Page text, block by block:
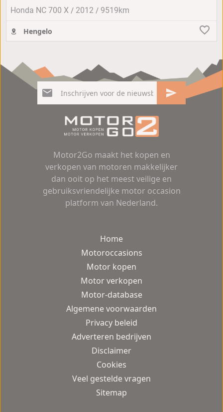
Honda NC 700 X / 2012 / 9519km
Hengelo
Motor2Go maakt het kopen en
verkopen van motoren makkelijker
dan ooit op het meest veilige en
gebruiksvriendelijke motor occasion
platform van Nederland.
Home
Motoroccasions
Motor kopen
Motor verkopen
Motor-database
Algemene voorwaarden
Privacy beleid
Adverteren bedrijven
Disclaimer
Cookies
Veel gestelde vragen
Sitemap